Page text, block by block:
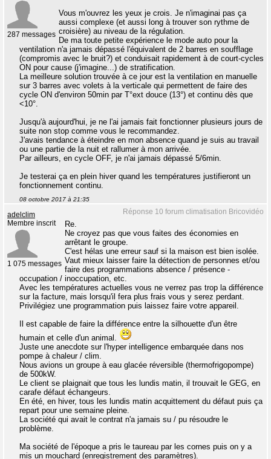
287 messages
Vous m'ouvrez les yeux je crois. Je n'imaginai pas ça
aussi complexe (et aussi long à trouver son rythme de
croisière) au niveau de la régulation.
De ma toute petite expérience le mode auto pour la
ventilation n'a jamais dépassé l'équivalent de 2 barres en soufflage
(compromis avec le bruit?) et conduisait rapidement à de court-cycles
ON pour cause (j'imagine...) de stratification.
La meilleure solution trouvée à ce jour est la ventilation en manuelle
sur 3 barres avec volets à la verticale qui permettent de faire des
cycle ON d'environ 50min par T°ext douce (13°) et continu dès que
<10°.
Jusqu'à aujourd'hui, je ne l'ai jamais fait fonctionner plusieurs jours de
suite non stop comme vous le recommandez.
J'avais tendance à éteindre en mon absence quand je suis au travail
ou une partie de la nuit et rallumer à mon arrivée.
Par ailleurs, en cycle OFF, je n'ai jamais dépassé 5/6min.
Je testerai ça en plein hiver quand les températures justifieront un
fonctionnement continu.
08 octobre 2017 à 21:35
Réponse 10 forum climatisation Bricovidéo
adelclim
Membre inscrit
1 075 messages
Re.
Ne croyez pas que vous faites des économies en
arrêtant le groupe.
C'est hélas une erreur sauf si la maison est bien isolée.
Vaut mieux laisser faire la détection de personnes et/ou
faire des programmations absence / présence -
occupation / inoccupation, etc.
Avec les températures actuelles vous ne verrez pas trop la différence
sur la facture, mais lorsqu'il fera plus frais vous y serez perdant.
Privilégiez une programmation puis laissez faire votre appareil.
Il est capable de faire la différence entre la silhouette d'un être
humain et celle d'un animal.
Juste une anecdote sur l'hyper intelligence embarquée dans nos
pompe à chaleur / clim.
Nous avions un groupe à eau glacée réversible (thermofrigopompe)
de 500kW.
Le client se plaignait que tous les lundis matin, il trouvait le GEG, en
carafe défaut échangeurs.
En été, en hiver, tous les lundis matin acquittement du défaut puis ça
repart pour une semaine pleine.
La société qui avait le contrat n'a jamais su / pu résoudre le
problème.
Ma société de l'époque a pris le taureau par les cornes puis on y a
mis un mouchard (enregistrement des paramètres).